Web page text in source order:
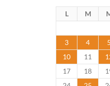
L M
3
4 5
10
11
17
18